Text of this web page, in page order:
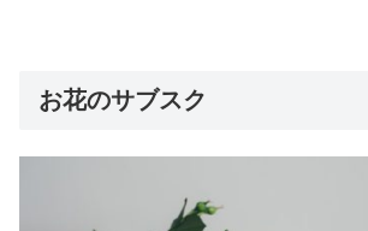
お花のサブスク